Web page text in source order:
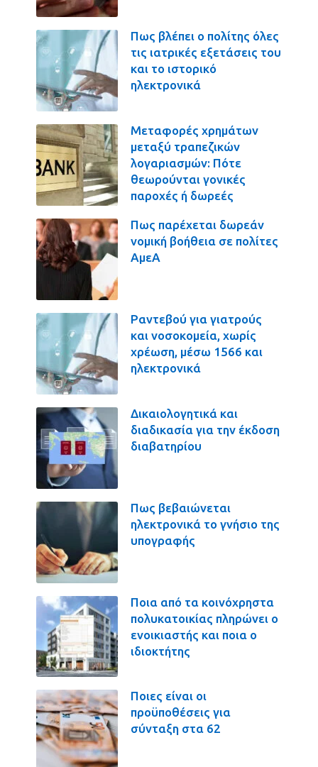
Πως βλέπει ο πολίτης όλες
τις ιατρικές εξετάσεις του
και το ιστορικό
ηλεκτρονικά
Μεταφορές χρημάτων
μεταξύ τραπεζικών
λογαριασμών: Πότε
θεωρούνται γονικές
παροχές ή δωρεές
Πως παρέχεται δωρεάν
νομική βοήθεια σε πολίτες
ΑμεΑ
Ραντεβού για γιατρούς
και νοσοκομεία, χωρίς
χρέωση, μέσω 1566 και
ηλεκτρονικά
Δικαιολογητικά και
διαδικασία για την έκδοση
διαβατηρίου
Πως βεβαιώνεται
ηλεκτρονικά το γνήσιο της
υπογραφής
Ποια από τα κοινόχρηστα
πολυκατοικίας πληρώνει ο
ενοικιαστής και ποια ο
ιδιοκτήτης
Ποιες είναι οι
προϋποθέσεις για
σύνταξη στα 62